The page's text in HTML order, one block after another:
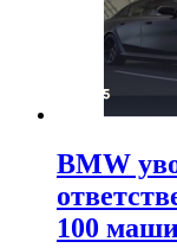
BMW
100